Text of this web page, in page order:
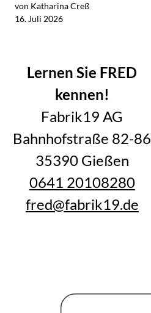
von Katharina Creß
16. Juli 2026
Lernen Sie FRED
kennen!
Fabrik19 AG
Bahnhofstraße 82-86
35390 Gießen
0641 20108280
fred@fabrik19.de